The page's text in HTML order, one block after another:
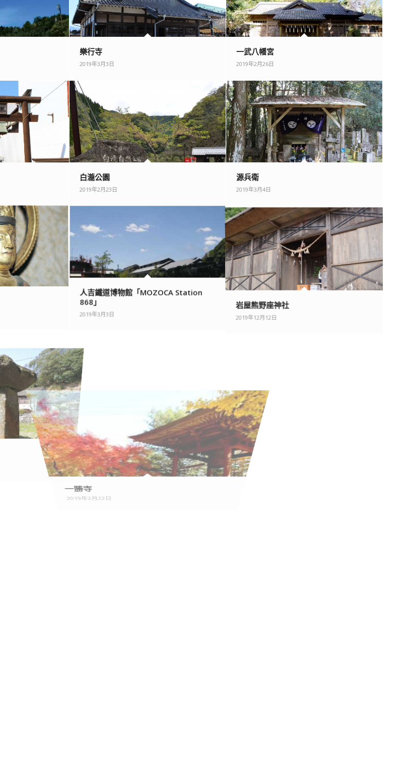
樂行寺
2019年3月3日
一武八幡宮
2019年2月26日
白瀧公園
2019年2月23日
源兵衛
2019年3月4日
人吉鐵道博物館「MOZOCA Station
868」
2019年3月3日
岩屋熊野座神社
2019年12月12日
2019年2月22日
多良木相良氏相關史跡
2019年12月12日